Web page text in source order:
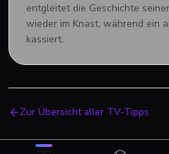
entgleitet die Geschichte
wieder im Knast, während ein
kassiert.
Zur Übersicht aller TV-Tipps